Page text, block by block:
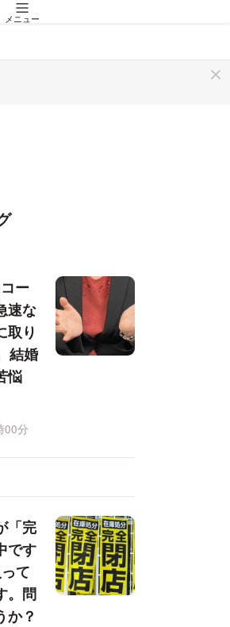
メニュー
ー
速な
取り
結婚
悩
00分
「完
です
て
。問
か？